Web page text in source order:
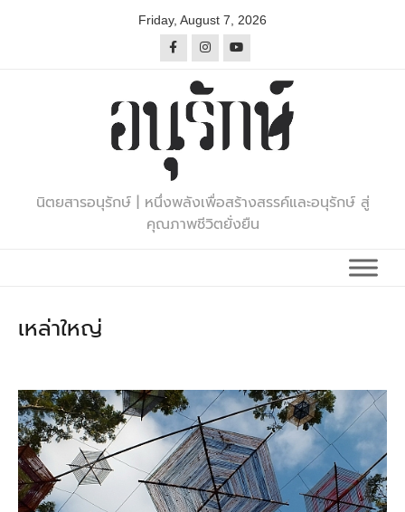
Friday, August 7, 2026
นิตยสารอนุรักษ์ | หนึ่งพลังเพื่อสร้างสรรค์และอนุรักษ์ สู่
คุณภาพชีวิตยั่งยืน
เหล่าใหญ่